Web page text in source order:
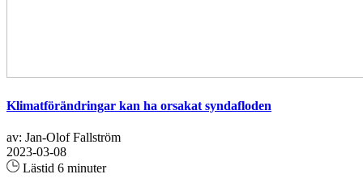
Klimatförändringar kan ha orsakat syndafloden
av: Jan-Olof Fallström
2023-03-08
Lästid 6 minuter